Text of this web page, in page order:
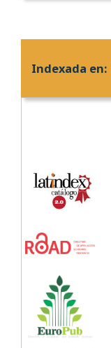
Indexada en: